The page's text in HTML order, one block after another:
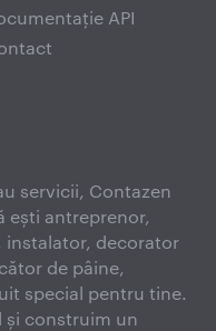
API
servicii, Contazen
ești antreprenor,
instalator, decorator
de pâine,
special pentru tine.
și construim un